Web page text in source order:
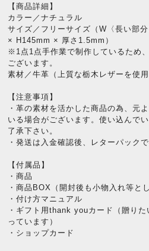
【商品詳細】
カラー／ナチュラル
サイズ／フリーサイズ（W〈長い部
× H145mm × 厚さ1.5mm）
※1点1点手作業で制作しているため
ございます。
素材／牛革（上質な栃木レザーを使用
【注意事項】
・革の素材を活かした商品の為、元
いる場合がございます。使い込んで
了承下さい。
・発送は入金確認後、レターパック
【付属品】
・商品
・商品BOX（開封後も小物入れ等と
・付け方マニュアル
・ギフト用thank youカード（贈り
っています）
・ショップカード